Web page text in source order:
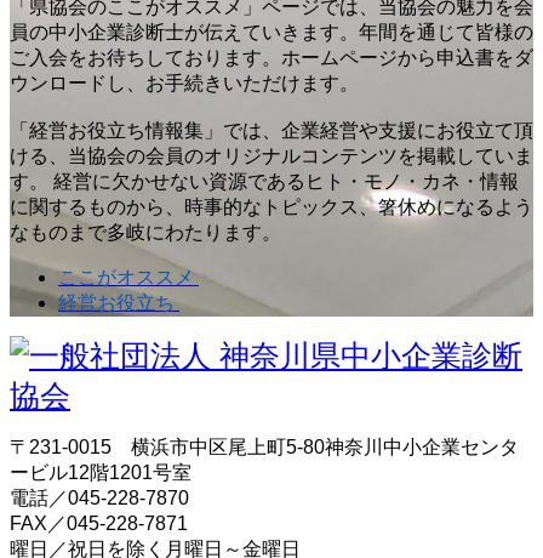
「県協会のここがオススメ」ページでは、当協会の魅力を会
員の中小企業診断士が伝えていきます。年間を通じて皆様の
ご入会をお待ちしております。ホームページから申込書をダ
ウンロードし、お手続きいただけます。
「経営お役立ち情報集」では、企業経営や支援にお役立て頂
ける、当協会の会員のオリジナルコンテンツを掲載していま
す。 経営に欠かせない資源であるヒト・モノ・カネ・情報
に関するものから、時事的なトピックス、箸休めになるよう
なものまで多岐にわたります。
ここがオススメ
経営お役立ち
〒231-0015 横浜市中区尾上町5-80神奈川中小企業センタ
ービル12階1201号室
電話／045-228-7870
FAX／045-228-7871
曜日／祝日を除く月曜日～金曜日